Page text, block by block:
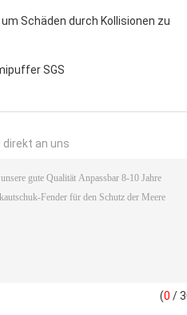
Schäden durch Kollisionen zu
SGS
direkt an uns
(0 /